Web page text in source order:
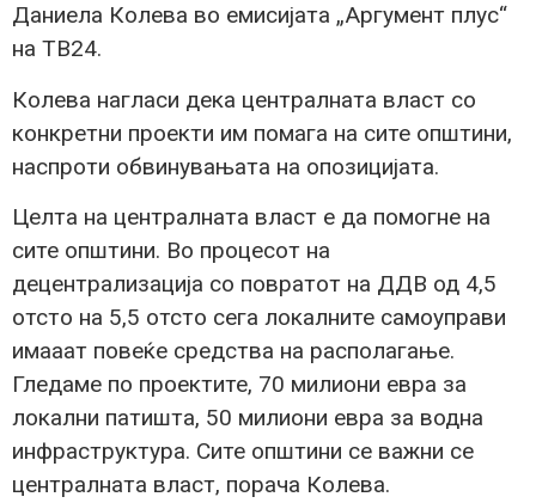
Даниела Колева во емисијата „Аргумент плус“
на ТВ24.
Колева нагласи дека централната власт со
конкретни проекти им помага на сите општини,
наспроти обвинувањата на опозицијата.
Целта на централната власт е да помогне на
сите општини. Во процесот на
децентрализација со повратот на ДДВ од 4,5
отсто на 5,5 отсто сега локалните самоуправи
имааат повеќе средства на располагање.
Гледаме по проектите, 70 милиони евра за
локални патишта, 50 милиони евра за водна
инфраструктура. Сите општини се важни се
централната власт, порача Колева.